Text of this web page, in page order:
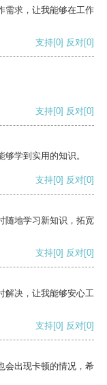
需求，让我能够在工作
支持[0] 反对[0]
支持[0] 反对[0]
学到实用的知识。
支持[0] 反对[0]
随地学习新知识，拓宽
支持[0] 反对[0]
解决，让我能够安心工
支持[0] 反对[0]
会出现卡顿的情况，希